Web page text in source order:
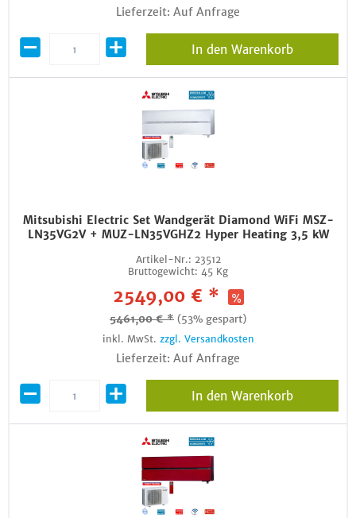
Lieferzeit: Auf Anfrage
In den Warenkorb
Mitsubishi Electric Set Wandgerät Diamond WiFi MSZ-
LN35VG2V + MUZ-LN35VGHZ2 Hyper Heating 3,5 kW
Artikel-Nr.: 23512
Bruttogewicht: 45 Kg
2549,00 € *
5461,00 € * (53% gespart)
inkl. MwSt. zzgl. Versandkosten
Lieferzeit: Auf Anfrage
In den Warenkorb